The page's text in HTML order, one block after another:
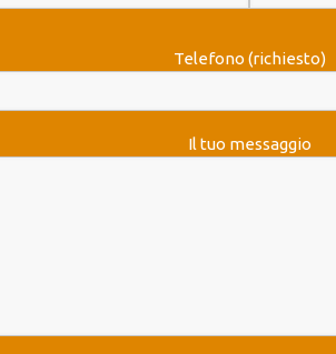
Telefono (richiesto)
Il tuo messaggio